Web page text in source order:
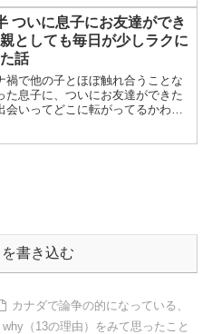
言ってもよいでしょ...
ついに息子にお友達ができ
としても毎日が少しラクに
話
禍で他の子とほぼ触れ合うことな
た息子に、ついにお友達ができた
会いってどこに転がってるかわか
書き込む
カナダで論争の的になっている、
（13の理由）をみて思ったこと